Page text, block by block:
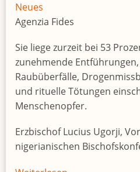
Neues
Agenzia Fides
Sie liege zurzeit bei 53
zunehmende
Raubüberfälle,
und rituelle Tötungen
Menschenopfer.
Erzbischof Lucius Ugorji,
nigerianischen